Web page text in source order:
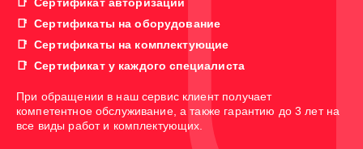
Сертификаты на оборудование
Сертификаты на комплектующие
Сертификат у каждого специалиста
При обращении в наш сервис клиент получает
компетентное обслуживание, а также гарантию до 3 лет на
все виды работ и комплектующих.